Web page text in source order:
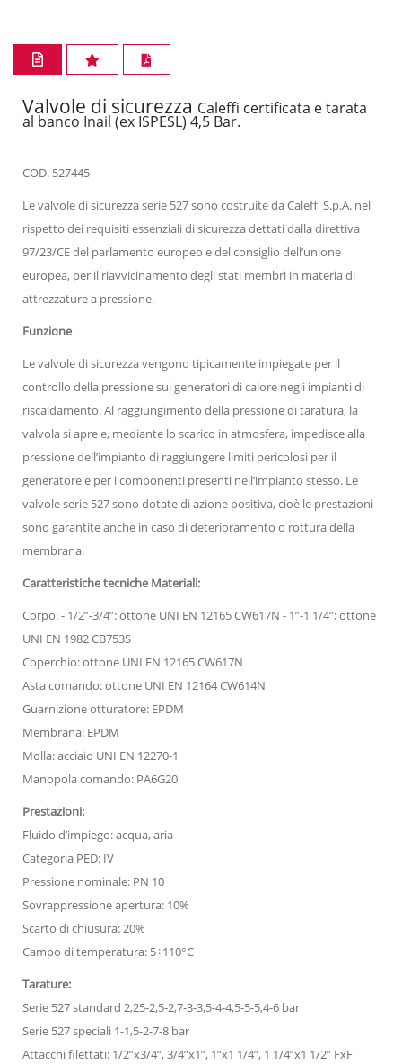
Valvole di sicurezza Caleffi certificata e tarata
al banco Inail (ex ISPESL) 4,5 Bar.
COD. 527445
Le valvole di sicurezza serie 527 sono costruite da Caleffi S.p.A. nel
rispetto dei requisiti essenziali di sicurezza dettati dalla direttiva
97/23/CE del parlamento europeo e del consiglio dell’unione
europea, per il riavvicinamento degli stati membri in materia di
attrezzature a pressione.
Funzione
Le valvole di sicurezza vengono tipicamente impiegate per il
controllo della pressione sui generatori di calore negli impianti di
riscaldamento. Al raggiungimento della pressione di taratura, la
valvola si apre e, mediante lo scarico in atmosfera, impedisce alla
pressione dell’impianto di raggiungere limiti pericolosi per il
generatore e per i componenti presenti nell’impianto stesso. Le
valvole serie 527 sono dotate di azione positiva, cioè le prestazioni
sono garantite anche in caso di deterioramento o rottura della
membrana.
Caratteristiche tecniche Materiali:
Corpo: - 1/2”-3/4”: ottone UNI EN 12165 CW617N - 1”-1 1/4”: ottone
UNI EN 1982 CB753S
Coperchio: ottone UNI EN 12165 CW617N
Asta comando: ottone UNI EN 12164 CW614N
Guarnizione otturatore: EPDM
Membrana: EPDM
Molla: acciaio UNI EN 12270-1
Manopola comando: PA6G20
Prestazioni:
Fluido d’impiego: acqua, aria
Categoria PED: IV
Pressione nominale: PN 10
Sovrappressione apertura: 10%
Scarto di chiusura: 20%
Campo di temperatura: 5÷110°C
Tarature:
Serie 527 standard 2,25-2,5-2,7-3-3,5-4-4,5-5-5,4-6 bar
Serie 527 speciali 1-1,5-2-7-8 bar
Attacchi filettati: 1/2”x3/4”, 3/4”x1”, 1”x1 1/4”, 1 1/4”x1 1/2” FxF